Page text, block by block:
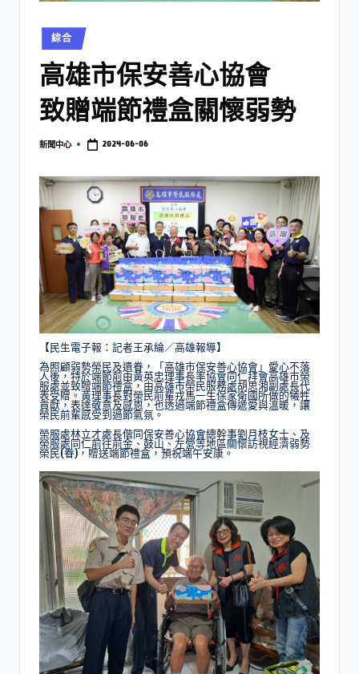
綜合
高雄市保安善心協會
致贈端節禮盒關懷弱勢
新聞中心 2024-06-06
【民生電子報：記者王承綸／高雄報導】
為照顧弱勢榮民及遺眷，「高雄市保安善心協會」愛心不落
人後，特於端節前由黃英忠理事長率協會同仁拜會高雄市榮
服處並致贈端節禮盒，由高雄市榮民服務處胡思湘副處長代
表受贈。黃理事長對榮民前輩戎馬一生保家衛國所做的犧牲
貢獻，表達敬意及感恩，也透過端節禮盒傳遞愛與溫暖，讓
榮民前輩感受到過節氣氛。
榮服處林立才處長偕同保安善心協會總幹事劉月枝女士、及
榮服處同仁前往前金、鼓山、左營等地區關懷訪視經濟弱勢
榮民(眷)，贈送端節禮盒，預祝端午安康。